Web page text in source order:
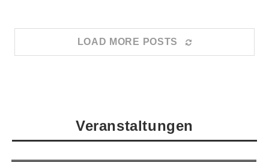
LOAD MORE POSTS
Veranstaltungen